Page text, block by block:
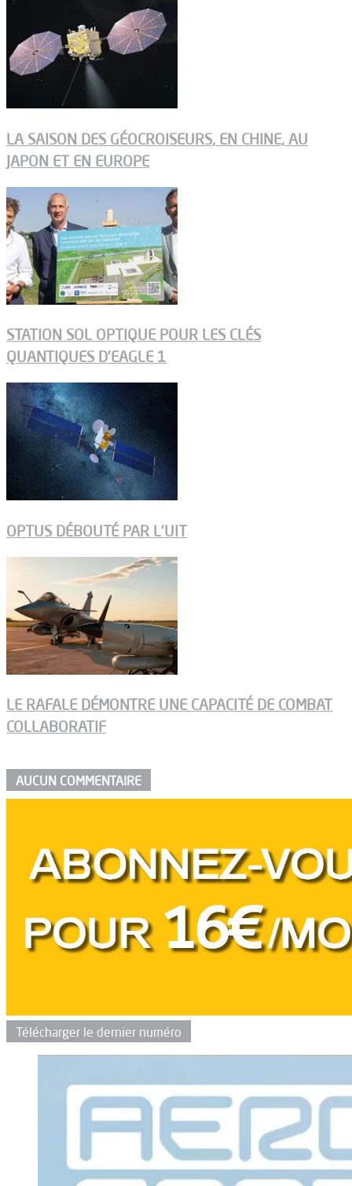
LA SAISON DES GÉOCROISEURS, EN CHINE, AU
JAPON ET EN EUROPE
STATION SOL OPTIQUE POUR LES CLÉS
QUANTIQUES D’EAGLE 1
OPTUS DÉBOUTÉ PAR L’UIT
LE RAFALE DÉMONTRE UNE CAPACITÉ DE COMBAT
COLLABORATIF
AUCUN COMMENTAIRE
Télécharger le dernier numéro